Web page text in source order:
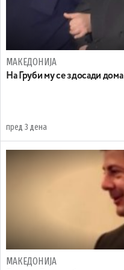
МАКЕДОНИЈА
На Груби му се здосади дома
пред 3 дена
МАКЕДОНИЈА